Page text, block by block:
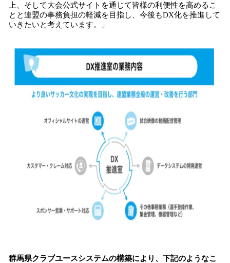
上、そして大会公式サイトを通じて皆様の利便性を高めるこ
とと連盟の事務負担の軽減を目指し、今後もDX化を推進して
いきたいと考えています。」
群馬県クラブユースシステムの構築により、下記のようなこ